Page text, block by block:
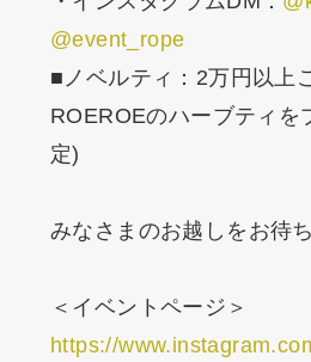
@event_rope
■ノベルティ：2万円以上
ROEROEのハーブティを
定)
みなさまのお越しをお待
＜イベントページ＞
https://